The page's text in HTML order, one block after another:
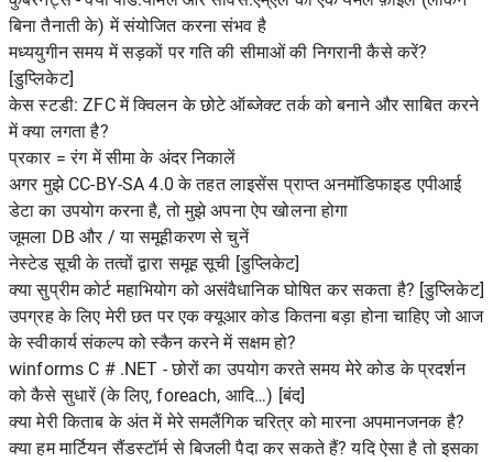
बिना तैनाती के) में संयोजित करना संभव है
मध्ययुगीन समय में सड़कों पर गति की सीमाओं की निगरानी कैसे करें?
[डुप्लिकेट]
केस स्टडी: ZFC में क्विलन के छोटे ऑब्जेक्ट तर्क को बनाने और साबित करने
में क्या लगता है?
प्रकार = रंग में सीमा के अंदर निकालें
अगर मुझे CC-BY-SA 4.0 के तहत लाइसेंस प्राप्त अनमॉडिफाइड एपीआई
डेटा का उपयोग करना है, तो मुझे अपना ऐप खोलना होगा
जूमला DB और / या समूहीकरण से चुनें
नेस्टेड सूची के तत्वों द्वारा समूह सूची [डुप्लिकेट]
क्या सुप्रीम कोर्ट महाभियोग को असंवैधानिक घोषित कर सकता है? [डुप्लिकेट]
उपग्रह के लिए मेरी छत पर एक क्यूआर कोड कितना बड़ा होना चाहिए जो आज
के स्वीकार्य संकल्प को स्कैन करने में सक्षम हो?
winforms C # .NET - छोरों का उपयोग करते समय मेरे कोड के प्रदर्शन
को कैसे सुधारें (के लिए, foreach, आदि…) [बंद]
क्या मेरी किताब के अंत में मेरे समलैंगिक चरित्र को मारना अपमानजनक है?
क्या हम मार्टियन सैंडस्टॉर्म से बिजली पैदा कर सकते हैं? यदि ऐसा है तो इसका